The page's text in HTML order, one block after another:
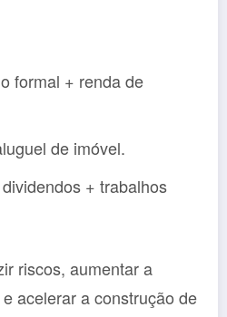
formal + renda de
de imóvel.
+ trabalhos
riscos, aumentar a
acelerar a construção de